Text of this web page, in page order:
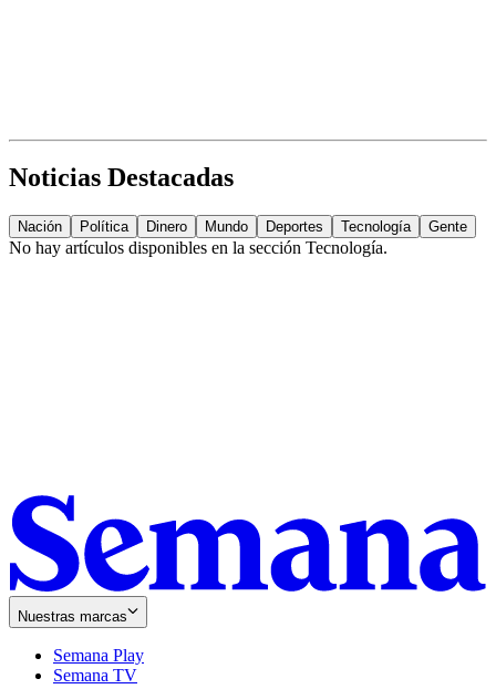
Noticias Destacadas
Nación Política Dinero Mundo Deportes Tecnología Gente
No hay artículos disponibles en la sección Tecnología.
Nuestras marcas
Semana Play
Semana TV